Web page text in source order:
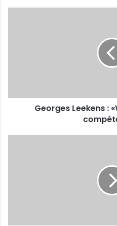
Georges Leekens :
Quick-